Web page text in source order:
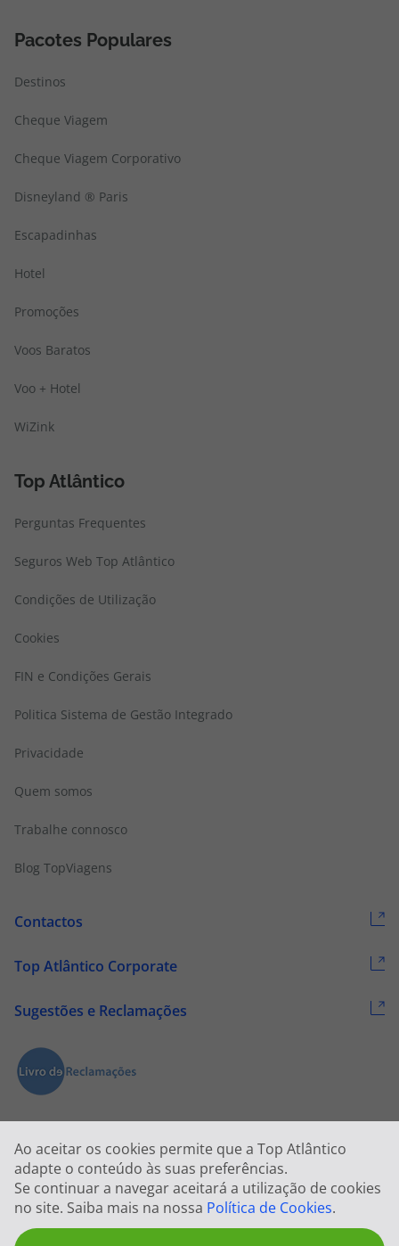
Ao aceitar os cookies permite que a Top Atlântico
adapte o conteúdo às suas preferências.
Se continuar a navegar aceitará a utilização de cookies
no site. Saiba mais na nossa Política de Cookies.
Pacotes Populares
Destinos
Cheque Viagem
Cheque Viagem Corporativo
Disneyland ® Paris
Escapadinhas
Hotel
Promoções
Voos Baratos
Voo + Hotel
WiZink
Top Atlântico
Perguntas Frequentes
Seguros Web Top Atlântico
Condições de Utilização
Cookies
FIN e Condições Gerais
Politica Sistema de Gestão Integrado
Privacidade
Quem somos
Trabalhe connosco
Blog TopViagens
Contactos
Top Atlântico Corporate
Sugestões e Reclamações
2026 © Todos os direitos reservados:Top Atlântico, Viagens e Turismo